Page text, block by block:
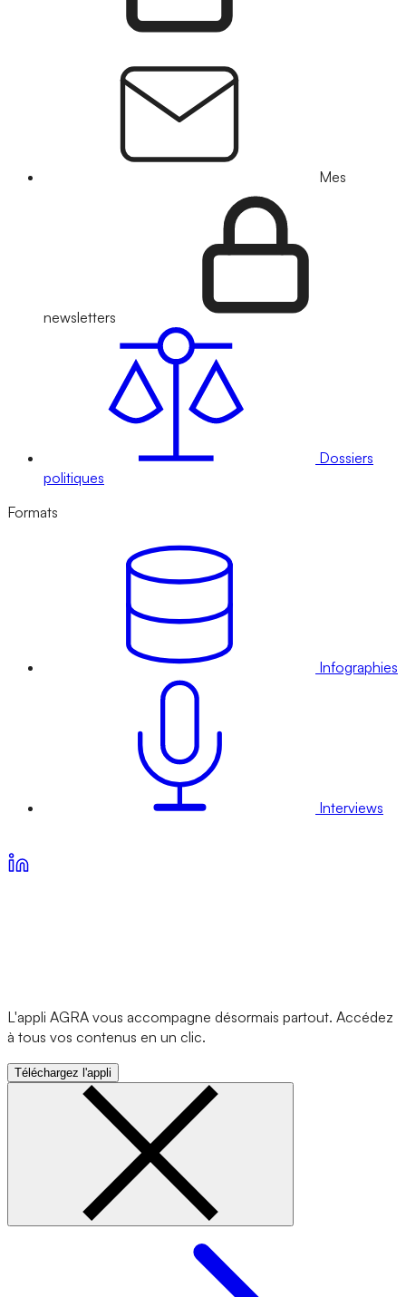
Mes
newsletters
Dossiers
politiques
Formats
Infographies
Interviews
L'appli AGRA vous accompagne désormais partout. Accédez
à tous vos contenus en un clic.
Téléchargez l'appli